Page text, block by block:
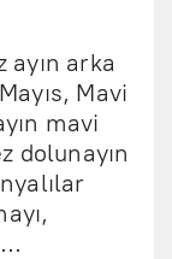
ayın arka
Mavi
mavi
dolunayın